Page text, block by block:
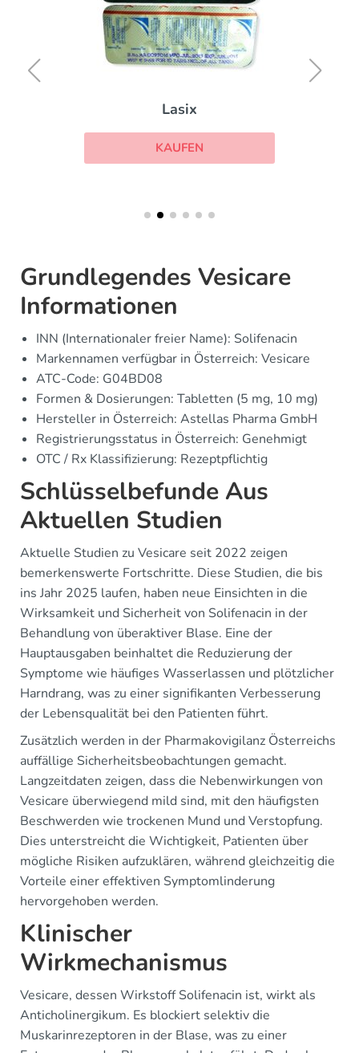
Lasix
KAUFEN
Grundlegendes Vesicare
Informationen
INN (Internationaler freier Name): Solifenacin
Markennamen verfügbar in Österreich: Vesicare
ATC-Code: G04BD08
Formen & Dosierungen: Tabletten (5 mg, 10 mg)
Hersteller in Österreich: Astellas Pharma GmbH
Registrierungsstatus in Österreich: Genehmigt
OTC / Rx Klassifizierung: Rezeptpflichtig
Schlüsselbefunde Aus
Aktuellen Studien
Aktuelle Studien zu Vesicare seit 2022 zeigen
bemerkenswerte Fortschritte. Diese Studien, die bis
ins Jahr 2025 laufen, haben neue Einsichten in die
Wirksamkeit und Sicherheit von Solifenacin in der
Behandlung von überaktiver Blase. Eine der
Hauptausgaben beinhaltet die Reduzierung der
Symptome wie häufiges Wasserlassen und plötzlicher
Harndrang, was zu einer signifikanten Verbesserung
der Lebensqualität bei den Patienten führt.
Zusätzlich werden in der Pharmakovigilanz Österreichs
auffällige Sicherheitsbeobachtungen gemacht.
Langzeitdaten zeigen, dass die Nebenwirkungen von
Vesicare überwiegend mild sind, mit den häufigsten
Beschwerden wie trockenen Mund und Verstopfung.
Dies unterstreicht die Wichtigkeit, Patienten über
mögliche Risiken aufzuklären, während gleichzeitig die
Vorteile einer effektiven Symptomlinderung
hervorgehoben werden.
Klinischer
Wirkmechanismus
Vesicare, dessen Wirkstoff Solifenacin ist, wirkt als
Anticholinergikum. Es blockiert selektiv die
Muskarinrezeptoren in der Blase, was zu einer